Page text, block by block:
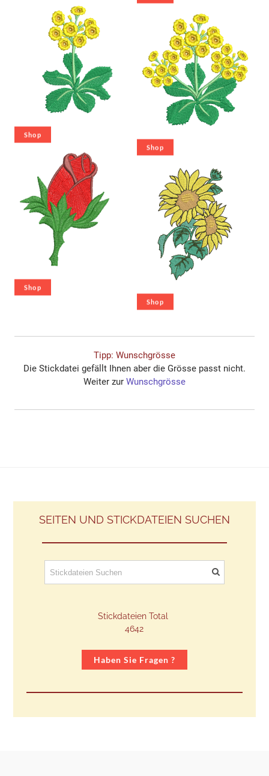
Shop
Shop
Shop
Shop
Tipp: Wunschgrösse
Die Stickdatei gefällt Ihnen aber die Grösse passt nicht.
Weiter zur Wunschgrösse
SEITEN UND STICKDATEIEN SUCHEN
Stickdateien Total
​4642
Haben Sie Fragen ?